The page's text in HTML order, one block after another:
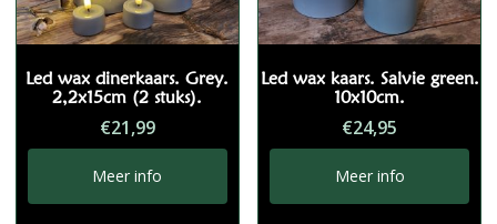
Led wax dinerkaars. Grey.
2,2x15cm (2 stuks).
€21,99
Meer info
Led wax kaars. Salvie green.
10x10cm.
€24,95
Meer info